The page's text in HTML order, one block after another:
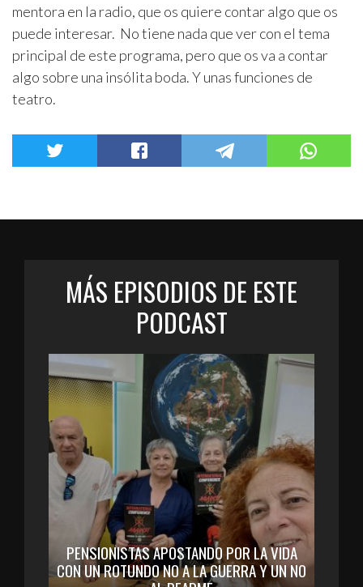
mentora en la radio, que os quiere contar algo que os
puede interesar. No tiene nada que ver con el tema
principal de este programa, pero que os va a contar
algo sobre una insólita boda. Y unas funciones de
teatro.
MÁS EPISODIOS DE ESTE
PODCAST
PENSIONISTAS APOSTANDO POR LA VIDA
CON UN ROTUNDO NO A LA GUERRA Y UN NO